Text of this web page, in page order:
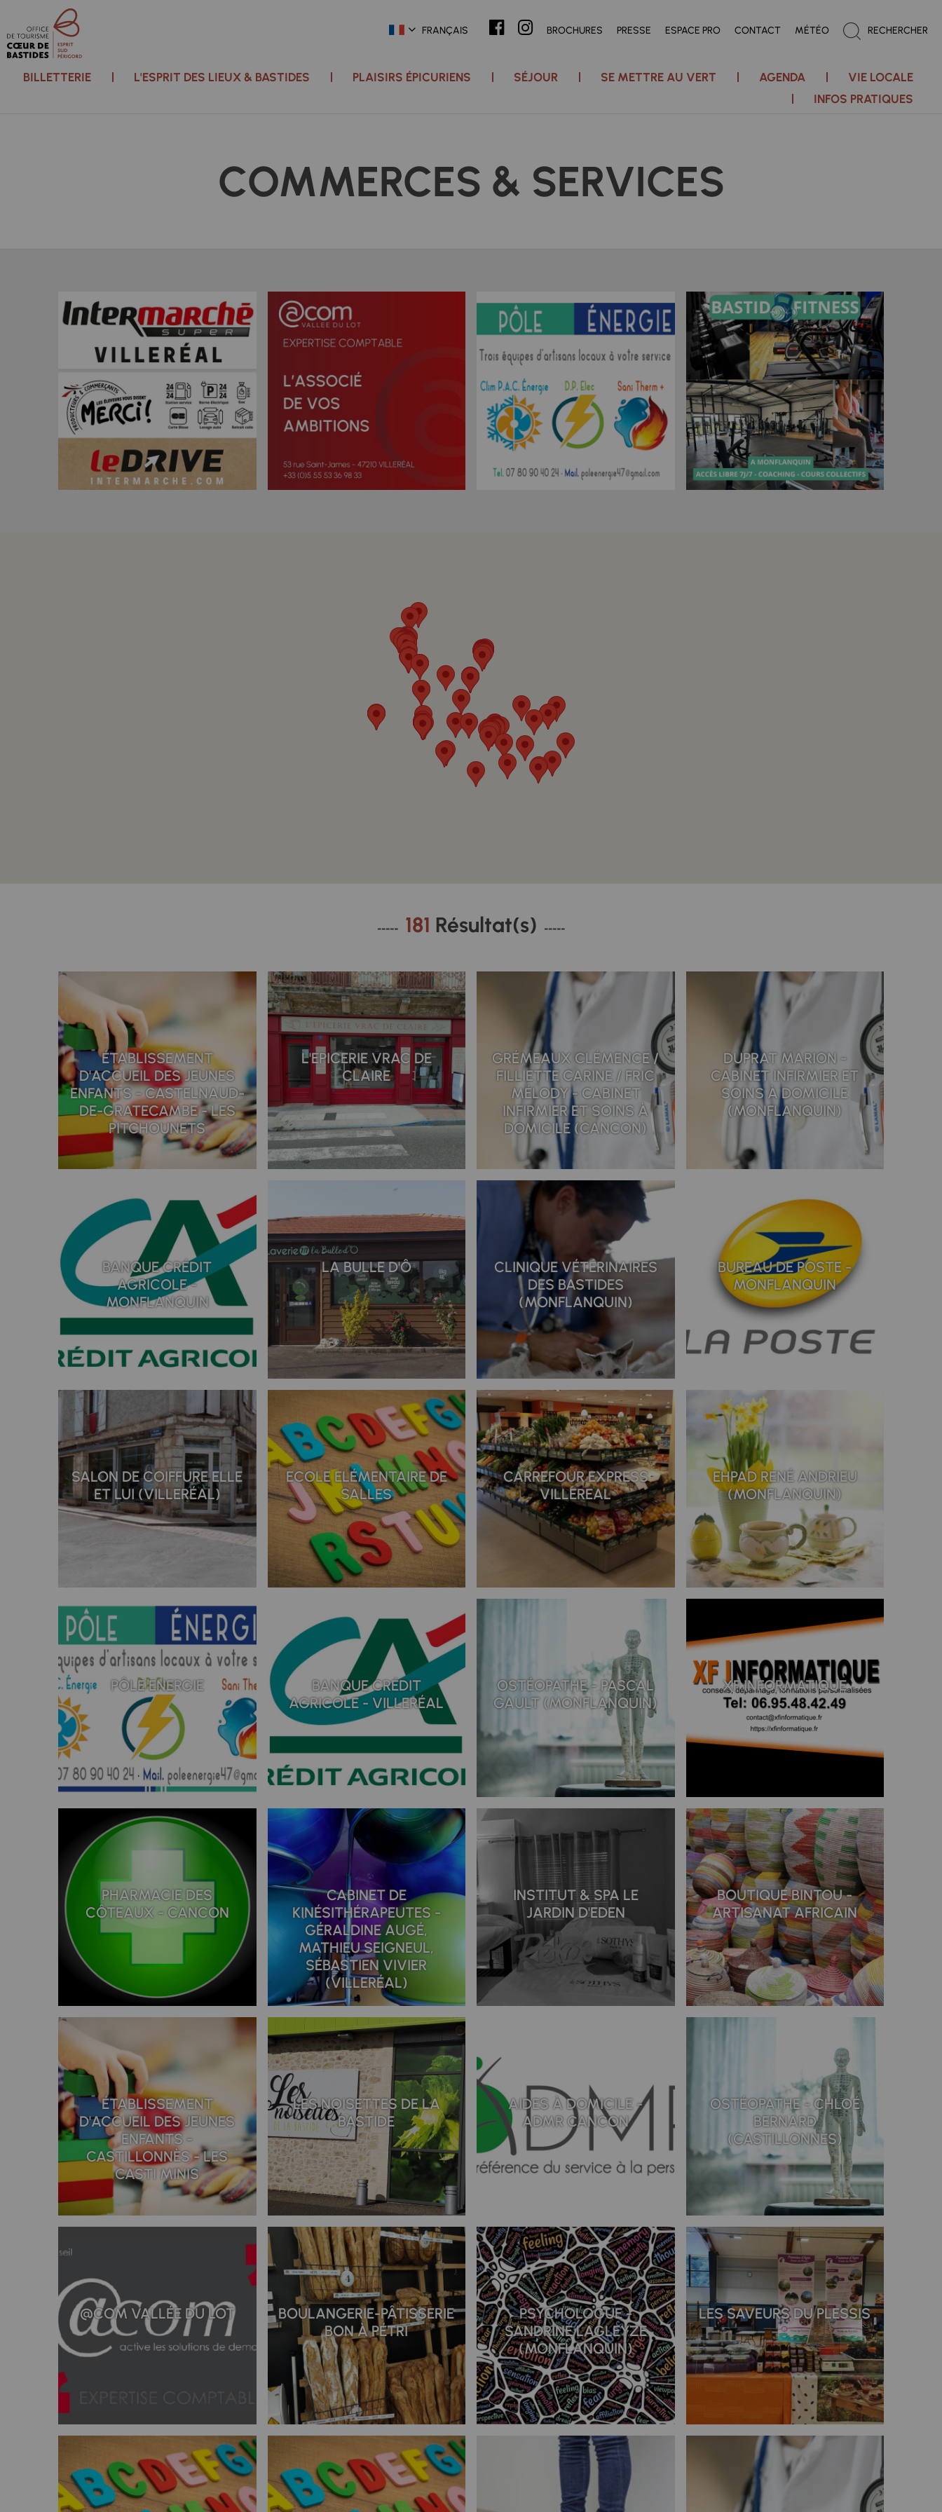
FRANÇAIS BROCHURES PRESSE ESPACE PRO CONTACT MÉTÉO RECHERCHER
BILLETTERIE L'ESPRIT DES LIEUX & BASTIDES PLAISIRS ÉPICURIENS SÉJOUR SE METTRE AU VERT AGENDA
VIE LOCALE
INFOS PRATIQUES
COMMERCES & SERVICES
181 Résultat(s)
ÉTABLISSEMENT
D'ACCUEIL DES JEUNES
ENFANTS - CASTELNAUD-
DE-GRATECAMBE - LES
PITCHOUNETS
L'EPICERIE VRAC DE
CLAIRE
GRÉMEAUX CLÉMENCE /
FILLIETTE CARINE / FRIC
MÉLODY - CABINET
INFIRMIER ET SOINS À
DOMICILE (CANCON)
DUPRAT MARION -
CABINET INFIRMIER ET
SOINS À DOMICILE
(MONFLANQUIN)
BANQUE CRÉDIT
AGRICOLE -
MONFLANQUIN
LA BULLE D'Ô
CLINIQUE VÉTÉRINAIRES
DES BASTIDES
(MONFLANQUIN)
BUREAU DE POSTE -
MONFLANQUIN
SALON DE COIFFURE ELLE
ET LUI (VILLERÉAL)
ECOLE ELÉMENTAIRE DE
SALLES
CARREFOUR EXPRESS
VILLEREAL
EHPAD RENÉ ANDRIEU
(MONFLANQUIN)
PÔLE ENERGIE
BANQUE CRÉDIT
AGRICOLE - VILLERÉAL
OSTÉOPATHE - PASCAL
GAULT (MONFLANQUIN)
XF INFORMATIQUE
PHARMACIE DES
CÔTEAUX - CANCON
CABINET DE
KINÉSITHÉRAPEUTES -
GÉRALDINE AUGÉ,
MATHIEU SEIGNEUL,
SÉBASTIEN VIVIER
(VILLERÉAL)
INSTITUT & SPA LE
JARDIN D'EDEN
BOUTIQUE BINTOU -
ARTISANAT AFRICAIN
ÉTABLISSEMENT
D'ACCUEIL DES JEUNES
ENFANTS -
CASTILLONNÈS - LES
CASTI MINIS
LES NOISETTES DE LA
BASTIDE
AIDES À DOMICILE -
ADMR CANCON
OSTÉOPATHE - CHLOÉ
BERNARD
(CASTILLONNÈS)
@COM VALLÉE DU LOT
BOULANGERIE-PÂTISSERIE
BON À PÉTRI
PSYCHOLOGUE -
SANDRINE LAGLEYZE
(MONFLANQUIN)
LES SAVEURS DU PLESSIS